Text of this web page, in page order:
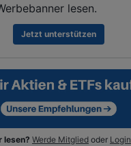
lesen.
Jetzt unterstützen
lesen? Werde Mitglied oder Login